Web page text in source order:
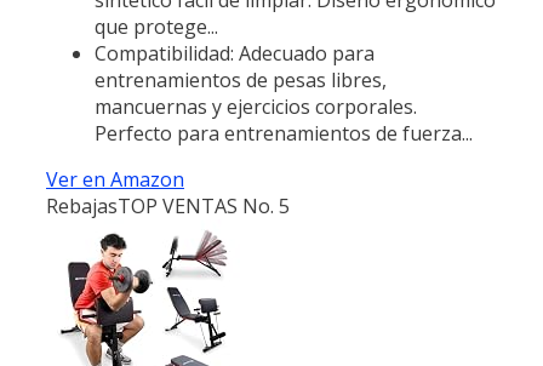
que protege...
Compatibilidad: Adecuado para
entrenamientos de pesas libres,
mancuernas y ejercicios corporales.
Perfecto para entrenamientos de fuerza...
Ver en Amazon
RebajasTOP VENTAS No. 5